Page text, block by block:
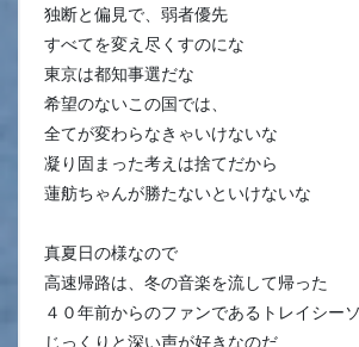
独断と偏見で、弱者優先
すべてを変え尽くすのにな
東京は都知事選だな
希望のないこの国では、
全てが変わらなきゃいけないな
凝り固まった考えは捨てだから
蓮舫ちゃんが勝たないといけないな
真夏日の様なので
高速帰路は、冬の音楽を流して帰った
４０年前からのファンであるトレイシー
じっくりと深い声が好きなのだ